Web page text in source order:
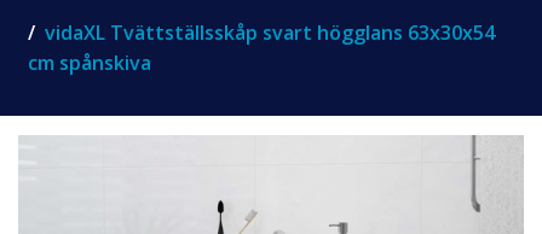
vidaXL Tvättställsskåp svart högglans 63x30x54
cm spånskiva